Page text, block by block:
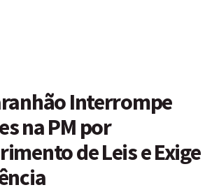
Interrompe
na PM por
de Leis e Exige